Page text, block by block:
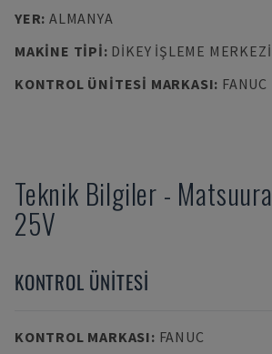
YER: ALMANYA
MAKINE TIPI: DIKEY İŞLEME MERKEZI
KONTROL ÜNITESI MARKASI: FANUC
Teknik Bilgiler - Matsuura
25V
KONTROL ÜNITESI
KONTROL MARKASI: FANUC